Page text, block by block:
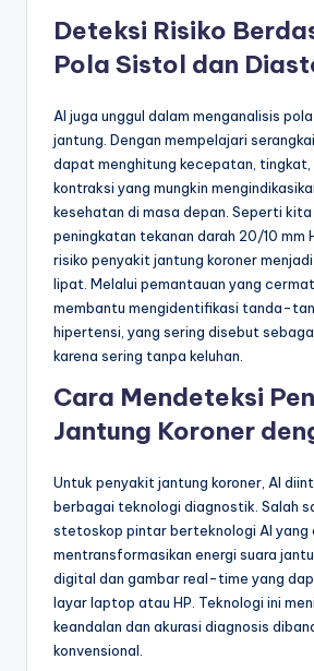
Deteksi Risiko
Pola Sistol dan
AI juga unggul dalam menganalisis
jantung. Dengan mempelajari
dapat menghitung kecepatan, tingkat,
kontraksi yang mungkin
kesehatan di masa depan. Seperti
peningkatan tekanan darah 20/10 mm
risiko penyakit jantung koroner menjadi
lipat. Melalui pemantauan yang
membantu mengidentifikasi tanda-
hipertensi, yang sering disebut
karena sering tanpa keluhan.
Cara Mendeteksi
Jantung Koroner
Untuk penyakit jantung koroner, AI
berbagai teknologi diagnostik. Salah
stetoskop pintar berteknologi AI yang
mentransformasikan energi suara
digital dan gambar real-time yang
layar laptop atau HP. Teknologi ini
keandalan dan akurasi diagnosis
konvensional.